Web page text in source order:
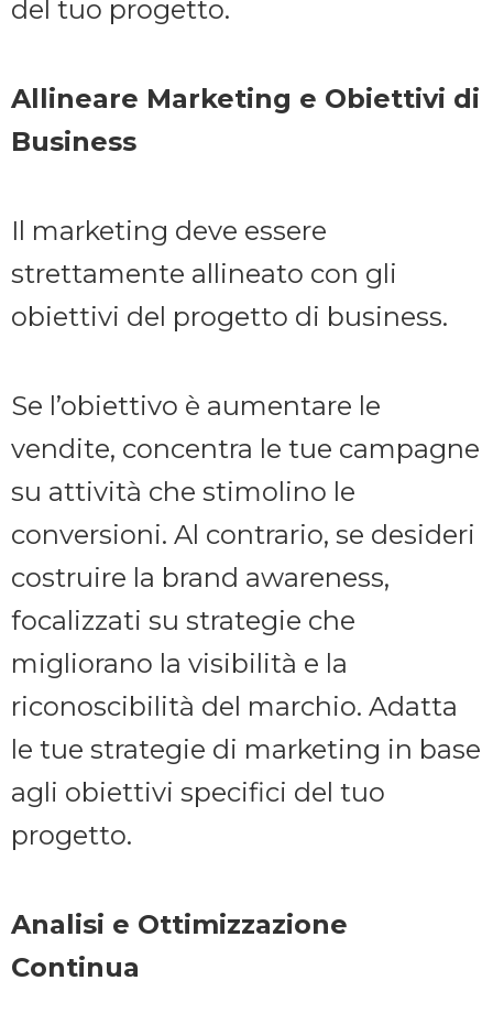
del tuo progetto.
Allineare Marketing e Obiettivi di
Business
Il marketing deve essere
strettamente allineato con gli
obiettivi del progetto di business.
Se l’obiettivo è aumentare le
vendite, concentra le tue campagne
su attività che stimolino le
conversioni. Al contrario, se desideri
costruire la brand awareness,
focalizzati su strategie che
migliorano la visibilità e la
riconoscibilità del marchio. Adatta
le tue strategie di marketing in base
agli obiettivi specifici del tuo
progetto.
Analisi e Ottimizzazione
Continua